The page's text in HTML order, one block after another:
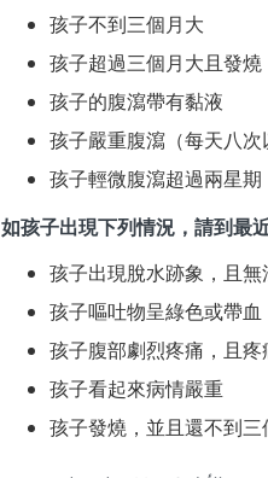
孩子不到三個月大
孩子超過三個月大且發燒
孩子的腹瀉帶有黏液
孩子嚴重腹瀉（每天八
孩子輕微腹瀉超過兩星期
如孩子出現下列情況，請到最
孩子出現脫水跡象，且無
孩子嘔吐物呈綠色或帶
孩子腹部劇烈疼痛，且疼
孩子看起來病情嚴重
孩子發燒，並且還不到三